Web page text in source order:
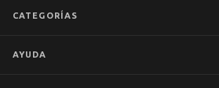
CATEGORÍAS
AYUDA